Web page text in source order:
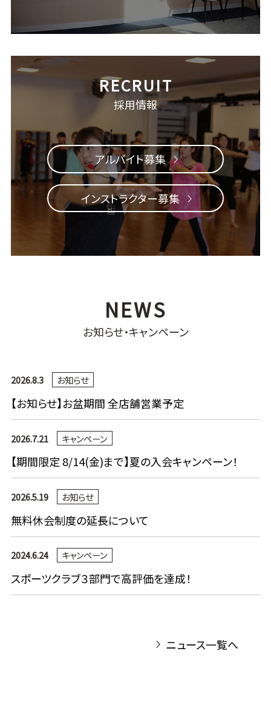
採用情報
アルバイト募集
インストラクター募集
お知らせ・キャンペーン
【お知らせ】お盆期間 全店舗営業予定
2026.8.3 お知らせ
【期間限定 8/14(金)まで】夏の入会キャンペーン！
2026.7.21 キャンペーン
無料休会制度の延長について
2026.5.19 お知らせ
スポーツクラブ３部門で高評価を達成！
2024.6.24 キャンペーン
ニュース一覧へ